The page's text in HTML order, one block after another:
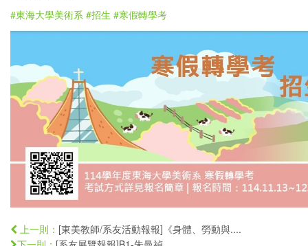
#東海大學美術系 #招生 #寒假轉學考
上一則： [東美教師/系友活動報報]《身體、勞動與....